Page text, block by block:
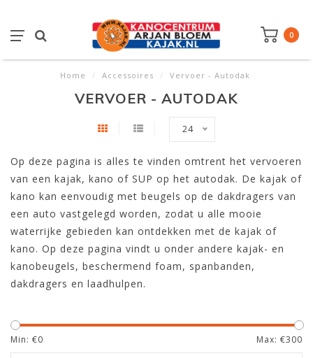
0
Home / Accessoires / Vervoer - Autodak
VERVOER - AUTODAK
24
Op deze pagina is alles te vinden omtrent het vervoeren
van een kajak, kano of SUP op het autodak. De kajak of
kano kan eenvoudig met beugels op de dakdragers van
een auto vastgelegd worden, zodat u alle mooie
waterrijke gebieden kan ontdekken met de kajak of
kano. Op deze pagina vindt u onder andere kajak- en
kanobeugels, beschermend foam, spanbanden,
dakdragers en laadhulpen.
Min: €0 Max: €300